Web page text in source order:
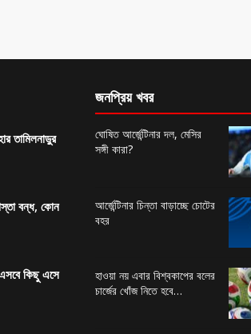
তামিলনাড়ুর
বন্ধ, কোন
এসবে কিছু এসে
জনপ্রিয় খবর
ঘোষিত আর্জেন্টিনার দল, মেসির
সঙ্গী কারা?
আর্জেন্টিনার চিন্তা বাড়াচ্ছে চোটের
বহর
হাওয়া নয় এবার বিশ্বকাপের বলের
চার্জের খোঁজ নিতে হবে…